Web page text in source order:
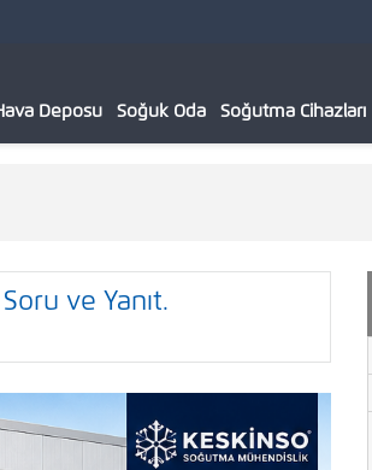
Deposu Soğuk Oda Soğutma Cihazları
ve Yanıt.